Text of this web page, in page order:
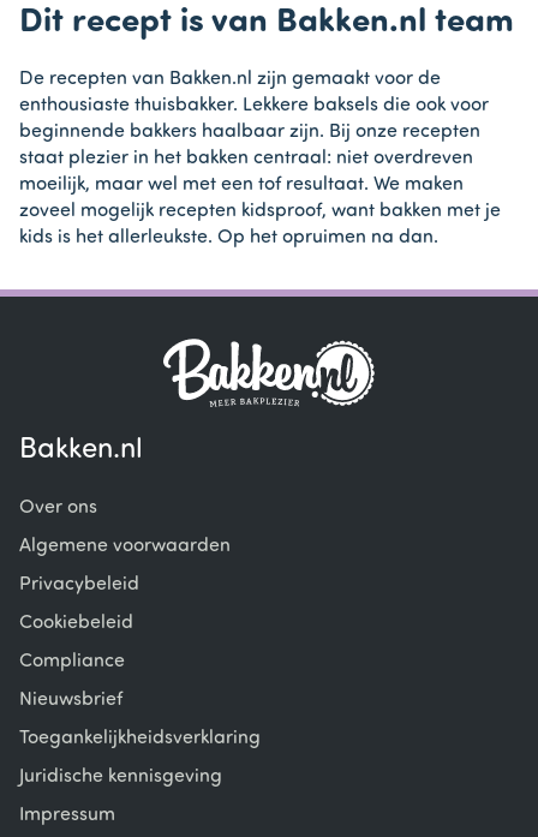
Dit recept is van Bakken.nl team
De recepten van Bakken.nl zijn gemaakt voor de
enthousiaste thuisbakker. Lekkere baksels die ook voor
beginnende bakkers haalbaar zijn. Bij onze recepten
staat plezier in het bakken centraal: niet overdreven
moeilijk, maar wel met een tof resultaat. We maken
zoveel mogelijk recepten kidsproof, want bakken met je
kids is het allerleukste. Op het opruimen na dan.
Bakken.nl
Over ons
Algemene voorwaarden
Privacybeleid
Cookiebeleid
Compliance
Nieuwsbrief
Toegankelijkheidsverklaring
Juridische kennisgeving
Impressum